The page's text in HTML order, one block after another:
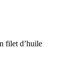
filet d’huile